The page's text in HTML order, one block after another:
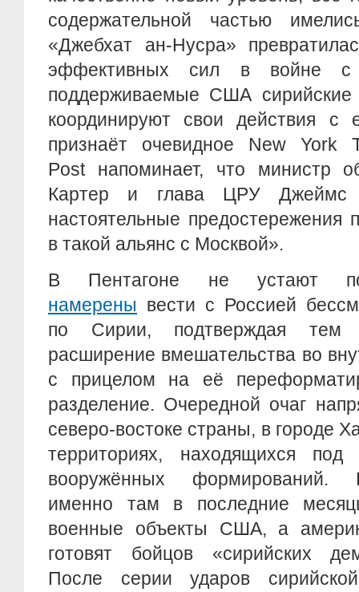
содержательной частью
«Джебхат ан-Нусра»
эффективных сил в войне
поддерживаемые США сирийские
координируют свои действия с
признаёт очевидное New York
Post напоминает, что
Картер и глава ЦРУ Джеймс
настоятельные предостережения
в такой альянс с Москвой».
В Пентагоне не устают
намерены вести с Россией
по Сирии, подтверждая
расширение вмешательства во
с прицелом на её
разделение. Очередной очаг
северо-востоке страны, в городе
территориях, находящихся под
вооружённых формирований.
именно там в последние
военные объекты США, а
готовят бойцов «сирийских
После серии ударов сирийской